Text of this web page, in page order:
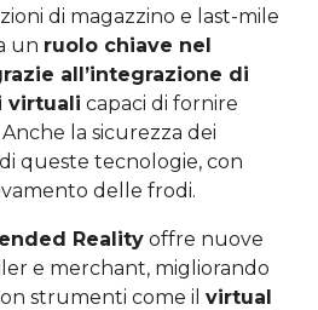
di magazzino e last-mile
un ruolo chiave nel
all’integrazione di
virtuali capaci di fornire
la sicurezza dei
queste tecnologie, con
delle frodi.
Reality offre nuove
e merchant, migliorando
strumenti come il virtual